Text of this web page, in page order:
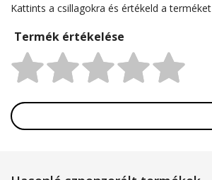
Kattints a csillagokra és értékeld a terméket
Termék értékelése